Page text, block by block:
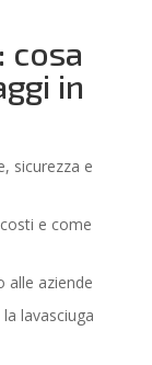
cosa
in
sicurezza e
e come
alle aziende
lavasciuga